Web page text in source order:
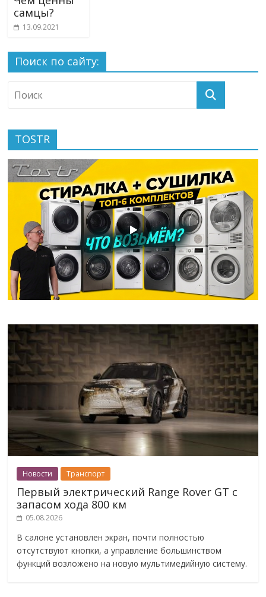
самцы?
13.09.2021
Поиск по сайту:
TOSTR
Новости Транспорт
Первый электрический Range Rover GT с
запасом хода 800 км
05.08.2026
В салоне установлен экран, почти полностью
отсутствуют кнопки, а управление большинством
функций возложено на новую мультимедийную систему.